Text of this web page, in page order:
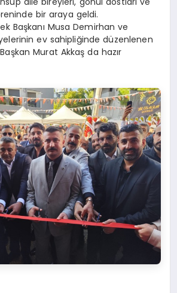
bir araya geldi.
Başkanı Musa Demirhan ve
ev sahipliğinde düzenlenen
Murat Akkaş da hazır